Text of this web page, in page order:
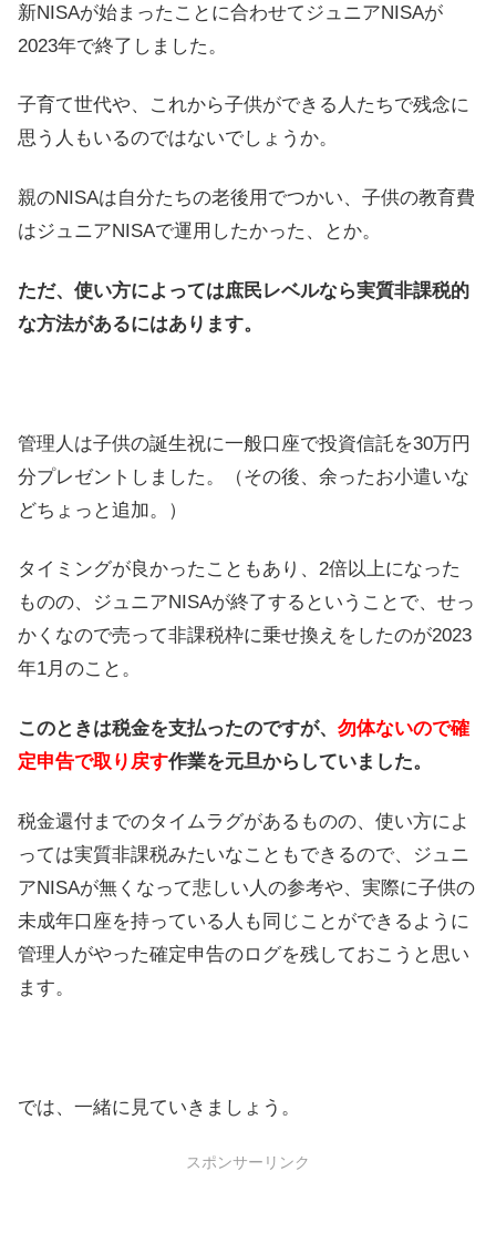
新NISAが始まったことに合わせてジュニアNISAが
2023年で終了しました。
子育て世代や、これから子供ができる人たちで残念に
思う人もいるのではないでしょうか。
親のNISAは自分たちの老後用でつかい、子供の教育費
はジュニアNISAで運用したかった、とか。
ただ、使い方によっては庶民レベルなら実質非課税的
な方法があるにはあります。
管理人は子供の誕生祝に一般口座で投資信託を30万円
分プレゼントしました。（その後、余ったお小遣いな
どちょっと追加。）
タイミングが良かったこともあり、2倍以上になった
ものの、ジュニアNISAが終了するということで、せっ
かくなので売って非課税枠に乗せ換えをしたのが2023
年1月のこと。
このときは税金を支払ったのですが、 勿体ないので確
定申告で取り戻す作業を元旦からしていました。
税金還付までのタイムラグがあるものの、使い方によ
っては実質非課税みたいなこともできるので、ジュニ
アNISAが無くなって悲しい人の参考や、実際に子供の
未成年口座を持っている人も同じことができるように
管理人がやった確定申告のログを残しておこうと思い
ます。
では、一緒に見ていきましょう。
スポンサーリンク